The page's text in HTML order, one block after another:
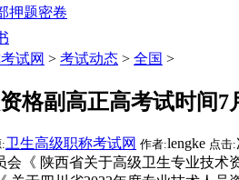
试网 > 考试动态 > 全国 >
格副高正高考试时间7
卫生高级职称考试网 作者:lengke 点击:
会《 陕西省关于高级卫生专业技